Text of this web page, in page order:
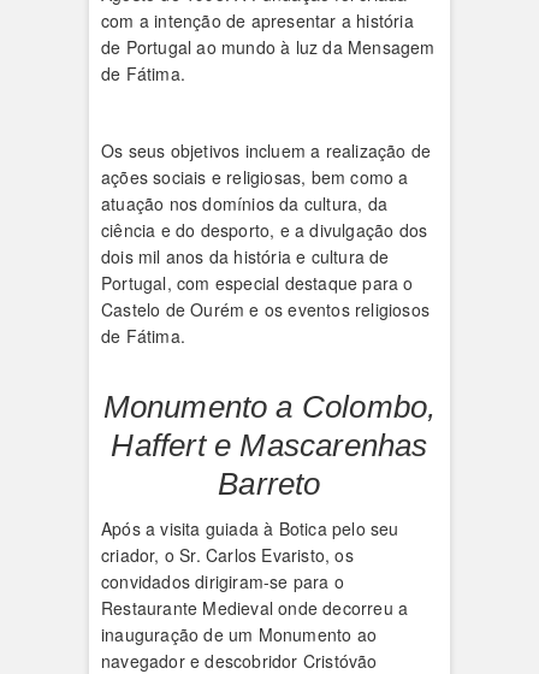
com a intenção de apresentar a história
de Portugal ao mundo à luz da Mensagem
de Fátima.
Os seus objetivos incluem a realização de
ações sociais e religiosas, bem como a
atuação nos domínios da cultura, da
ciência e do desporto, e a divulgação dos
dois mil anos da história e cultura de
Portugal, com especial destaque para o
Castelo de Ourém e os eventos religiosos
de Fátima.
Monumento a Colombo,
Haffert e Mascarenhas
Barreto
Após a visita guiada à Botica pelo seu
criador, o Sr. Carlos Evaristo, os
convidados dirigiram-se para o
Restaurante Medieval onde decorreu a
inauguração de um Monumento ao
navegador e descobridor Cristóvão